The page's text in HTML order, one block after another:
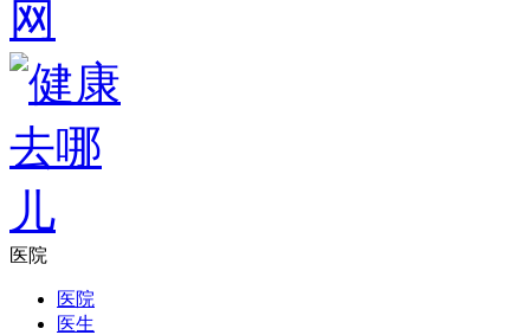
医院
医院
医生